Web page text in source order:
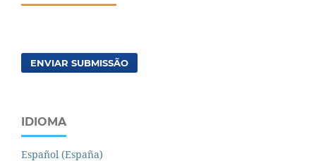
ENVIAR SUBMISSÃO
IDIOMA
Español (España)